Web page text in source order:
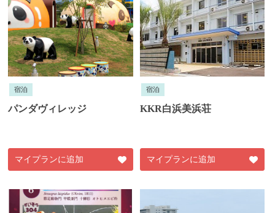
宿泊
パンダヴィレッジ
マイプランに追加
宿泊
KKR白浜美浜荘
マイプランに追加